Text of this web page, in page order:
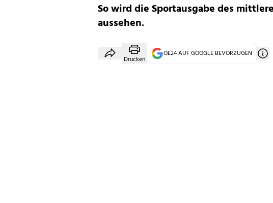
So wird die Sportausgabe des
aussehen.
Drucken
OE24 AUF GOOGLE BEVORZUGEN